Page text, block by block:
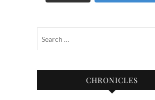
CHRONICLES